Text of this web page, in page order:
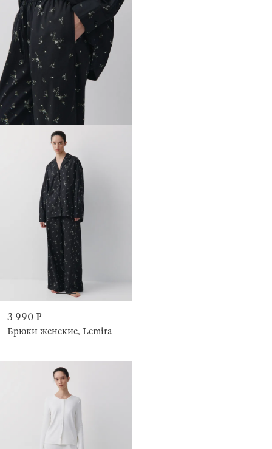
3 990 ₽
Брюки женские, Lemira